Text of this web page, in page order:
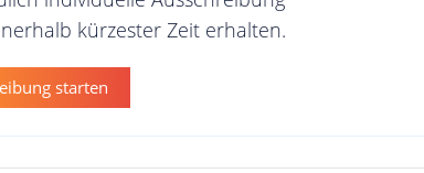
kürzester Zeit erhalten.
starten